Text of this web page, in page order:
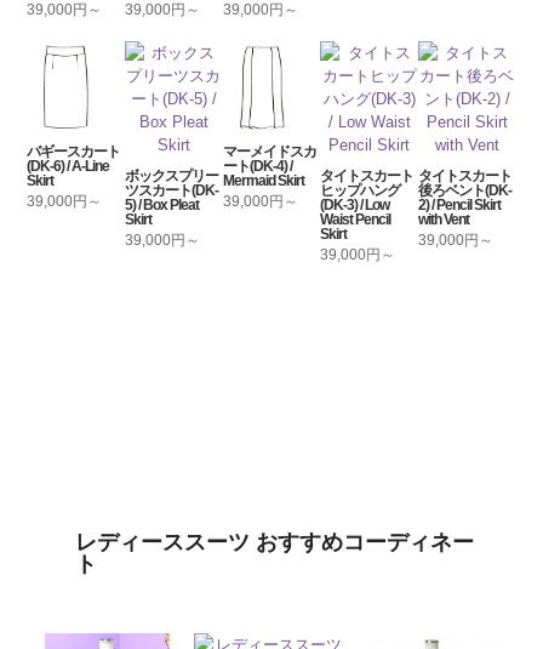
39,000円～
39,000円～
39,000円～
バギースカート
(DK-6) / A-Line
Skirt
39,000円～
ボックスプリー
ツスカート(DK-
5) / Box Pleat
Skirt
39,000円～
マーメイドスカ
ート(DK-4) /
Mermaid Skirt
39,000円～
タイトスカート
ヒップハング
(DK-3) / Low
Waist Pencil
Skirt
39,000円～
タイトスカート
後ろベント(DK-
2) / Pencil Skirt
with Vent
39,000円～
レディーススーツ おすすめコーディネー
ト